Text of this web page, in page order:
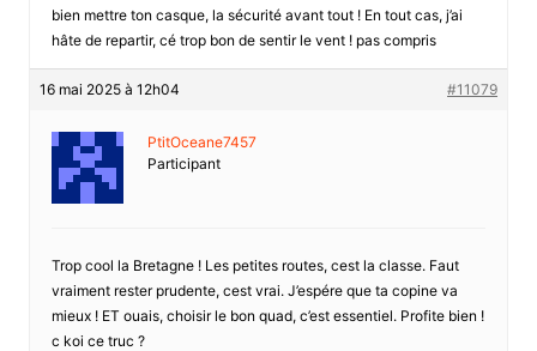
bien mettre ton casque, la sécurité avant tout ! En tout cas, j’ai
hâte de repartir, cé trop bon de sentir le vent ! pas compris
16 mai 2025 à 12h04 #11079
PtitOceane7457
Participant
Trop cool la Bretagne ! Les petites routes, cest la classe. Faut
vraiment rester prudente, cest vrai. J’espére que ta copine va
mieux ! ET ouais, choisir le bon quad, c’est essentiel. Profite bien !
c koi ce truc ?